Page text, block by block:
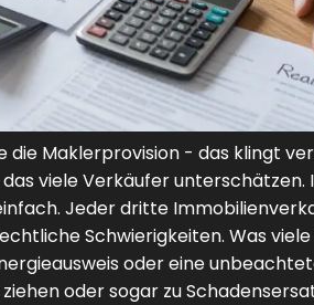
die Maklerprovision - das klingt
viele Verkäufer unterschätzen.
Jeder dritte
Schwierigkeiten. Was viele
oder eine
oder sogar zu